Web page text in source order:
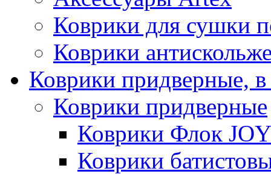
Коврики для сушки
Коврики
Коврики придверные,
Коврики придверные
Коврики Флок
Коврики